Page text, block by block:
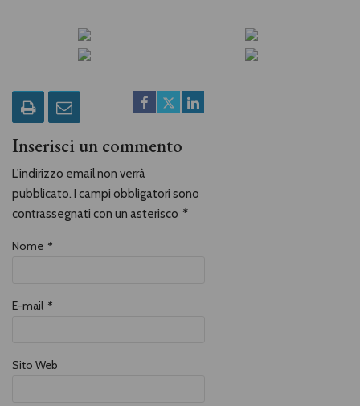
Inserisci un commento
L'indirizzo email non verrà
pubblicato. I campi obbligatori sono
contrassegnati con un asterisco *
Nome *
E-mail *
Sito Web